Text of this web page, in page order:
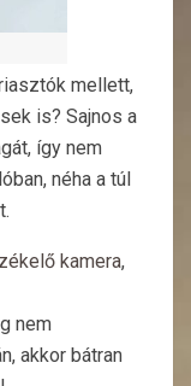
mellett,
is? Sajnos a
így nem
néha a túl
kamera,
nem
akkor bátran